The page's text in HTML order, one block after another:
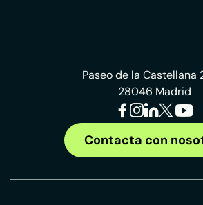
Paseo de la Castellana
28046 Madrid
Contacta con